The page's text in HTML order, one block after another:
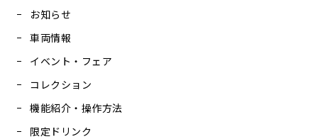
お知らせ
車両情報
イベント・フェア
コレクション
機能紹介・操作方法
限定ドリンク